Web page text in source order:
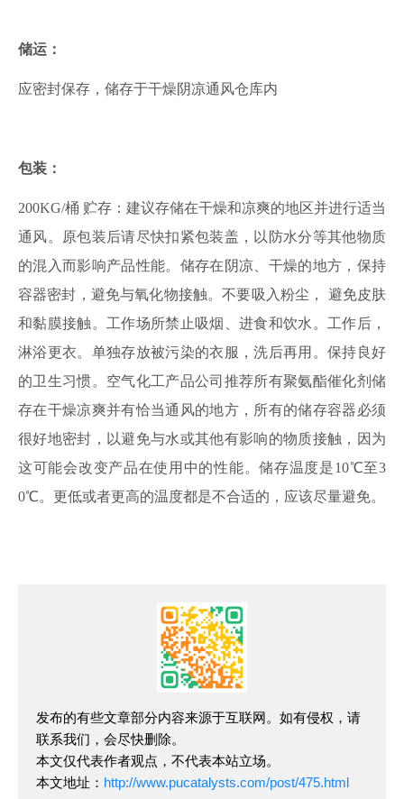
储运：
应密封保存，储存于干燥阴凉通风仓库内
包装：
200KG/桶 贮存：建议存储在干燥和凉爽的地区并进行适当
通风。原包装后请尽快扣紧包装盖，以防水分等其他物质
的混入而影响产品性能。储存在阴凉、干燥的地方，保持
容器密封，避免与氧化物接触。不要吸入粉尘， 避免皮肤
和黏膜接触。工作场所禁止吸烟、进食和饮水。工作后，
淋浴更衣。单独存放被污染的衣服，洗后再用。保持良好
的卫生习惯。空气化工产品公司推荐所有聚氨酯催化剂储
存在干燥凉爽并有恰当通风的地方，所有的储存容器必须
很好地密封，以避免与水或其他有影响的物质接触，因为
这可能会改变产品在使用中的性能。储存温度是10℃至3
0℃。更低或者更高的温度都是不合适的，应该尽量避免。
发布的有些文章部分内容来源于互联网。如有侵权，请
联系我们，会尽快删除。
本文仅代表作者观点，不代表本站立场。
本文地址： http://www.pucatalysts.com/post/475.html